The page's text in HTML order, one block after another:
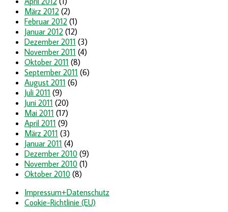
März 2012 (2)
Februar 2012 (1)
Januar 2012 (12)
Dezember 2011 (3)
November 2011 (4)
Oktober 2011 (8)
September 2011 (6)
August 2011 (6)
Juli 2011 (9)
Juni 2011 (20)
Mai 2011 (17)
April 2011 (9)
März 2011 (3)
Januar 2011 (4)
Dezember 2010 (9)
November 2010 (1)
Oktober 2010 (8)
Impressum+Datenschutz
Cookie-Richtlinie (EU)